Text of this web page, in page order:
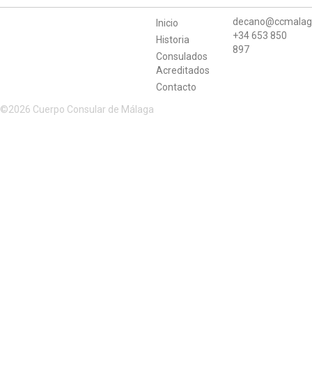
Inicio
Historia
Consulados
Acreditados
Contacto
+34 653 850
897
©2026 Cuerpo Consular de Málaga